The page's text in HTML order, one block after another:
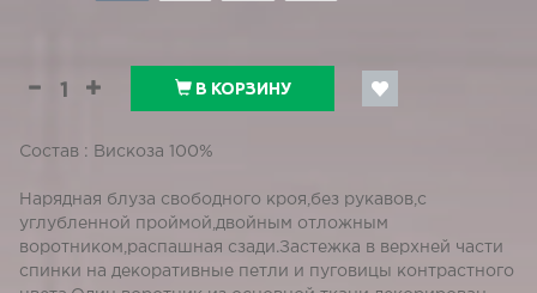
В КОРЗИНУ
Состав : Вискоза 100%
Нарядная блуза свободного кроя,без рукавов,с
углубленной проймой,двойным отложным
воротником,распашная сзади.Застежка в верхней части
спинки на декоративные петли и пуговицы контрастного